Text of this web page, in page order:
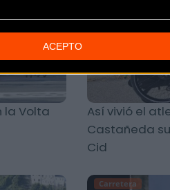
ACEPTO
la Volta
Así vivió el
Castañeda
Cid
Carretera